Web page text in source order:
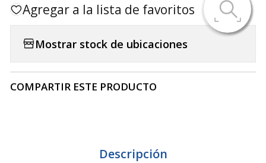
Agregar a la lista de favoritos
Mostrar stock de ubicaciones
COMPARTIR ESTE PRODUCTO
Descripción